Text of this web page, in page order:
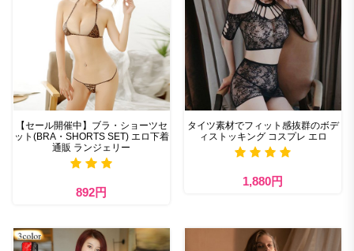
【セール開催中】ブラ・ショーツセ
ット(BRA・SHORTS SET) エロ下着
通販 ランジェリー
892円
タイツ素材でフィット感抜群のボデ
ィストッキング コスプレ エロ
1,880円